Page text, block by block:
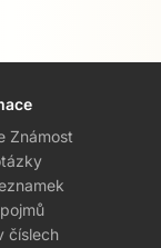
Známost
číslech